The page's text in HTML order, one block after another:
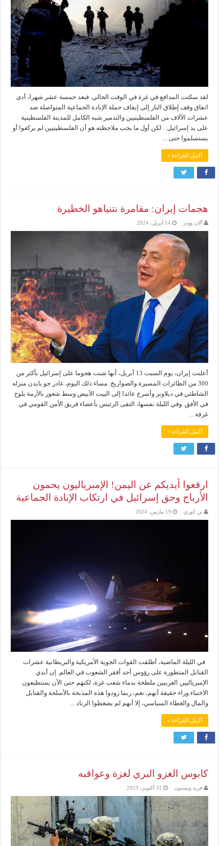
لقد سكتت المدافع في غزة في الوقت الحالي. فبعد خمسة عشر شهرا، أدى
اتفاق وقف إطلاق النار إلى إيقاف حملة الإبادة الجماعية المتواصلة ضد
عشرات الآلاف من الفلسطينيين والتدمير شبه الكامل للمدينة الفلسطينية
على يد إسرائيل. . لكن أول ما يجب ملاحظته هو أن الفلسطينيين لم يركعوا أو
يستسلموا حتى ...
أكمل القراءة »
هجمات إيران: مقامرة نتنياهو الخطيرة
آلان وودز 14 أبريل، 2024
أعلنت إيران، يوم السبت 13 أبريل، أنها شنت هجوما على إسرائيل بأكثر من
300 من الطائرات المسيرة والصواريخ. مساء ذلك اليوم، غادر جو بايدن منزله
الشاطئي في ديلاوير وأسرع عائدا إلى البيت الأبيض وسط شعور بالأزمة يلوح
في الأفق. وفي الليلة نفسها، التقى الرئيس بأعضاء فريق الأمن القومي في
غرفة ...
أكمل القراءة »
ارفعوا أيديكم عن اليمن! الإمبرياليون يحمون
الأرباح وحق إسرائيل في ارتكاب الإبادة الجماعية
بن كوري 19 مارس، 2024
في الليلة الماضية، أطلقت القوات الجوية الأمريكية والبريطانية عشرات
القنابل المتطورة على رؤوس أحد أفقر الشعوب في العالم. إن أيدي
الإمبرياليين الغربيين ملطخة بدماء شعب غزة، لكنهم حتى الآن يستطيعون
الاختباء وراء حقيقة أنهم، نعم، ربما زودوا هذه المذبحة بالأسلحة والقنابل
والمال والغطاء السياسي، إلا أنهم لم يضغطوا الزناد ...
أكمل القراءة »
كابوس الغزو البري لغزة وعواقبه
فريد ويستون 31 أكتوبر، 2023